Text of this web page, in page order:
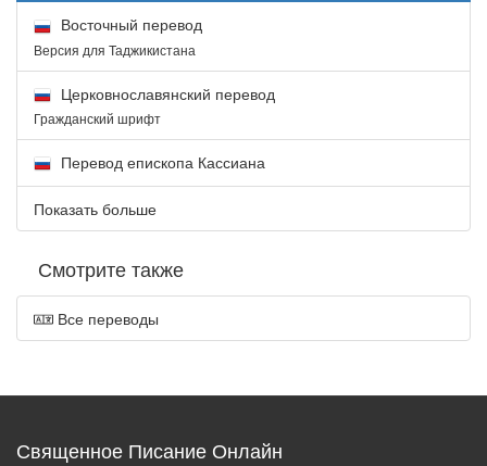
Восточный перевод
Версия для Таджикистана
Церковнославянский перевод
Гражданский шрифт
Перевод епископа Кассиана
Показать больше
Смотрите также
Все переводы
Священное Писание Онлайн